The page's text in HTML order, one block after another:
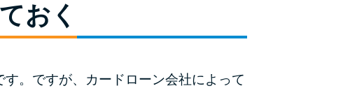
おく
。ですが、カードローン会社によって